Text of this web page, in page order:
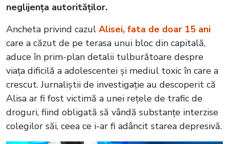
neglijența autorităților.
Ancheta privind cazul Alisei, fata de doar 15 ani
care a căzut de pe terasa unui bloc din capitală,
aduce în prim-plan detalii tulburătoare despre
viața dificilă a adolescentei și mediul toxic în care a
crescut. Jurnaliștii de investigație au descoperit că
Alisa ar fi fost victimă a unei rețele de trafic de
droguri, fiind obligată să vândă substanțe interzise
colegilor săi, ceea ce i-ar fi adâncit starea depresivă.